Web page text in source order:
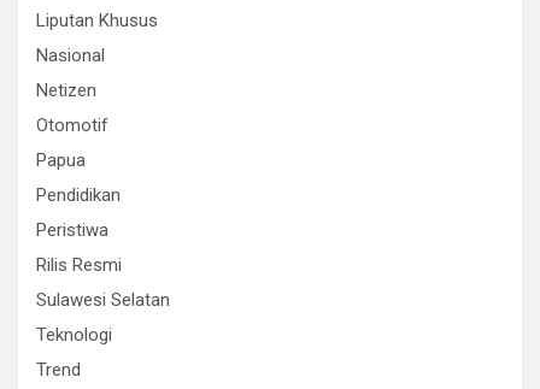
Liputan Khusus
Nasional
Netizen
Otomotif
Papua
Pendidikan
Peristiwa
Rilis Resmi
Sulawesi Selatan
Teknologi
Trend